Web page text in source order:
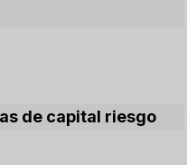
de capital riesgo